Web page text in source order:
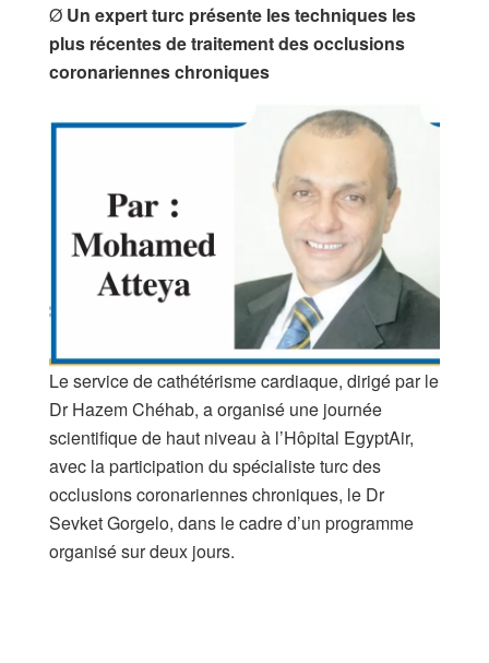
Ø Un expert turc présente les techniques les
plus récentes de traitement des occlusions
coronariennes chroniques
Le service de cathétérisme cardiaque, dirigé par le
Dr Hazem Chéhab, a organisé une journée
scientifique de haut niveau à l’Hôpital EgyptAir,
avec la participation du spécialiste turc des
occlusions coronariennes chroniques, le Dr
Sevket Gorgelo, dans le cadre d’un programme
organisé sur deux jours.